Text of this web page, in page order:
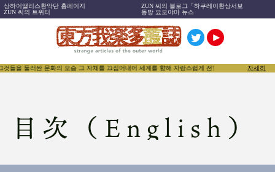
상하이앨리스환악단 홈페이지
ZUN 씨의 블로그「하쿠레이환상서보
ZUN 씨의 트위터
동방 요모야마 뉴스
을 둘러싼 문화의 모습 그 자체를 끄집어내어 세계를 향해 자랑스럽게 전함으로써, 동방Project
자세히
目次（English）